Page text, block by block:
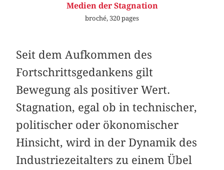
Medien der Stagnation
broché, 320 pages
Seit dem Aufkommen des
Fortschrittsgedankens gilt
Bewegung als positiver Wert.
Stagnation, egal ob in technischer,
politischer oder ökonomischer
Hinsicht, wird in der Dynamik des
Industriezeitalters zu einem Übel